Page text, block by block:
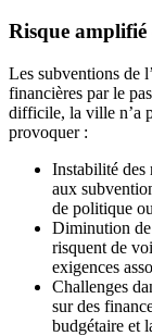
Risque amplifié
Les subventions de
financières par le
difficile, la ville n’a
provoquer :
Instabilité des
aux
de politique
Diminution de
risquent de
exigences
Challenges
sur des
budgétaire et